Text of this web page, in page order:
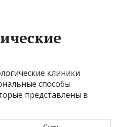
клиники
способы
представлены в